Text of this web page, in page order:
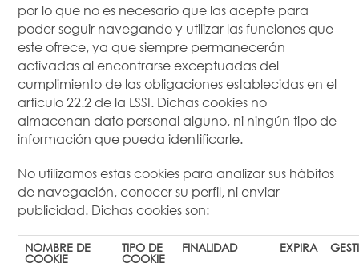
por lo que no es necesario que las acepte para
poder seguir navegando y utilizar las funciones que
este ofrece, ya que siempre permanecerán
activadas al encontrarse exceptuadas del
cumplimiento de las obligaciones establecidas en el
artículo 22.2 de la LSSI. Dichas cookies no
almacenan dato personal alguno, ni ningún tipo de
información que pueda identificarle.
No utilizamos estas cookies para analizar sus hábitos
de navegación, conocer su perfil, ni enviar
publicidad. Dichas cookies son:
NOMBRE DE
COOKIE
TIPO DE
COOKIE
FINALIDAD EXPIRA